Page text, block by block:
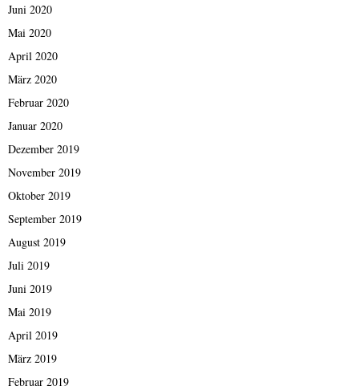
Juni 2020
Mai 2020
April 2020
März 2020
Februar 2020
Januar 2020
Dezember 2019
November 2019
Oktober 2019
September 2019
August 2019
Juli 2019
Juni 2019
Mai 2019
April 2019
März 2019
Februar 2019